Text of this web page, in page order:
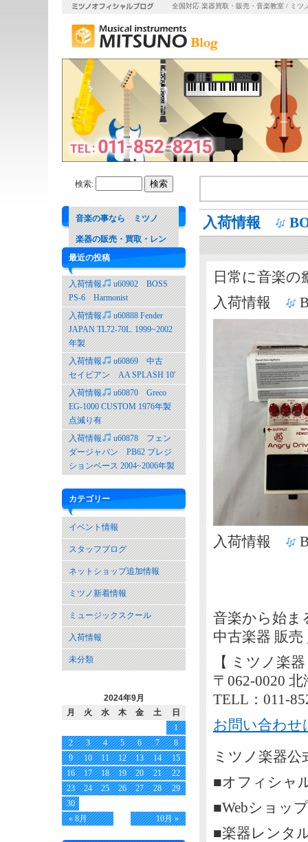
全国対応 楽器買取・販売・音楽教室 / ミツ
入荷情報
日常に音楽
入荷情報
入荷情報
音楽から始ま
中古楽器 販
【 ミツノ楽
〒062-0020
TELL：011-
お問い合わせ
ミツノ楽器
■オフィシャ
■Webショッ
■楽器レンタ
検索:
音楽の事なら ミツノ
楽器の販売・買取・レン
タル 音楽教室
最近の投稿
入荷情報
u60902 BOSS
PS-6 Harmonist
入荷情報
u60888 Fender
JAPAN TL72-70L. 1999~2002
年製
入荷情報
u60869 中古
セイビアン AA SPLASH 10′
入荷情報
u60870 Greco
EG-1000 CUSTOM 1976年製
点減り有
入荷情報
u60878 フェン
ダージャパン PB62 プレジ
ションベース 2004~2006年製
カテゴリー
イベント情報
スタッフブログ
ネットショップ追加情報
ミツノ新着情報
ミュージックスクール
入荷情報
未分類
2024年9月
月
火 水 木 金 土 日
« 8月 10月 »
1
2
3 4 5 6 7
8
9
10 11 12 13 14
15
16
17 18 19 20 21
22
23
24 25 26 27 28
29
30